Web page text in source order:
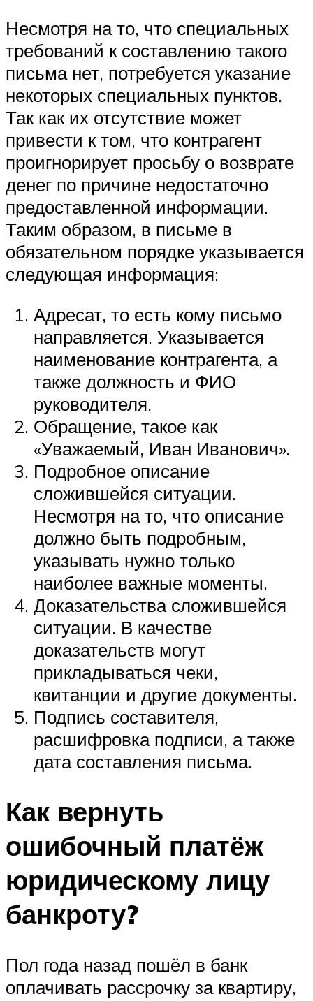
Несмотря на то, что специальных
требований к составлению такого
письма нет, потребуется указание
некоторых специальных пунктов.
Так как их отсутствие может
привести к том, что контрагент
проигнорирует просьбу о возврате
денег по причине недостаточно
предоставленной информации.
Таким образом, в письме в
обязательном порядке указывается
следующая информация:
Адресат, то есть кому письмо
направляется. Указывается
наименование контрагента, а
также должность и ФИО
руководителя.
Обращение, такое как
«Уважаемый, Иван Иванович».
Подробное описание
сложившейся ситуации.
Несмотря на то, что описание
должно быть подробным,
указывать нужно только
наиболее важные моменты.
Доказательства сложившейся
ситуации. В качестве
доказательств могут
прикладываться чеки,
квитанции и другие документы.
Подпись составителя,
расшифровка подписи, а также
дата составления письма.
Как вернуть
ошибочный платёж
юридическому лицу
банкроту?
Пол года назад пошёл в банк
оплачивать рассрочку за квартиру,